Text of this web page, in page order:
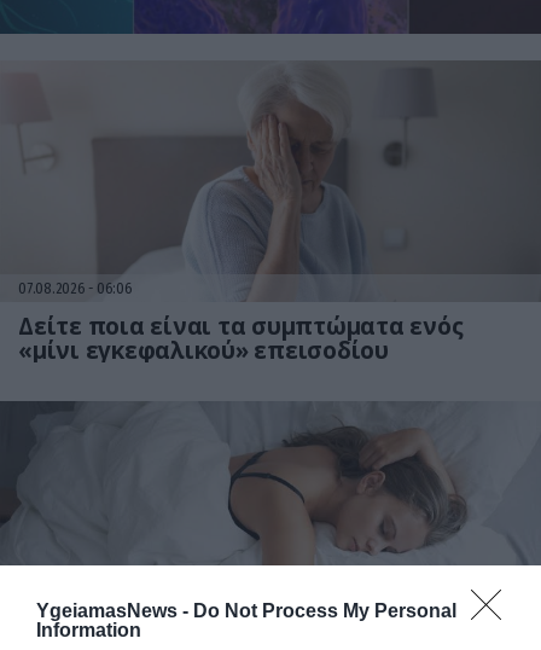
YgeiamasNews - Do Not Process My Personal
Information
07.08.2026 06:06
Δείτε ποια είναι τα συμπτώματα ενός
«μίνι εγκεφαλικού» επεισοδίου
07.08.2026 06:05